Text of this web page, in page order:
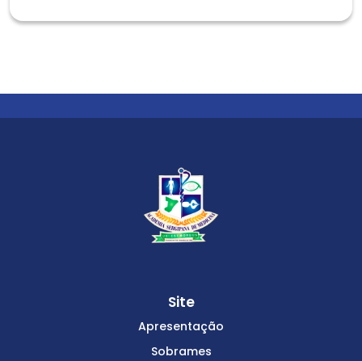
Site
Apresentação
Sobrames